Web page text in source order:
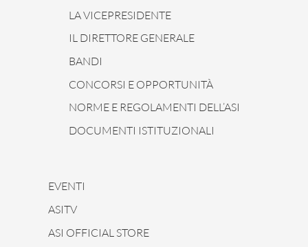
LA VICEPRESIDENTE
IL DIRETTORE GENERALE
BANDI
CONCORSI E OPPORTUNITÀ
NORME E REGOLAMENTI DELL’ASI
DOCUMENTI ISTITUZIONALI
EVENTI
ASITV
ASI OFFICIAL STORE